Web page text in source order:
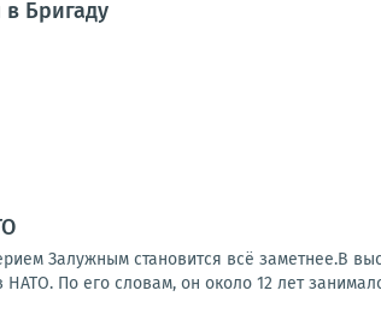
Бригаду
Залужным становится всё заметнее.В
По его словам, он около 12 лет